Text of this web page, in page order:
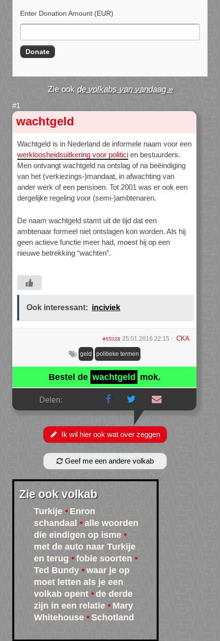
Enter Donation Amount (EUR)
de volkabs van vandaag »
wachtgeld
Wachtgeld is in Nederland de informele naam voor een
werkloosheidsuitkering voor politici en bestuurders.
Men ontvangt wachtgeld na ontslag of na beëindiging
van het (verkiezings-)mandaat, in afwachting van
ander werk of een pensioen. Tot 2001 was er ook een
dergelijke regeling voor (semi-)ambtenaren.
De naam wachtgeld stamt uit de tijd dat een
ambtenaar formeel niet ontslagen kon worden. Als hij
geen actieve functie meer had, moest hij op een
nieuwe betrekking “wachten”.
Ook interessant: inciviek
#55028 25.01.2016 22:15 CKA
geld politieke termen
Bestel de wachtgeld mok.
Delen:
Ik wil hier ook wat over zeggen
Geef me een andere volkab
Zie ook volkab
Turkije
Enron
schandaal
alle woorden
die eindigen op isme
met de auto naar Turkije
en terug
fobie soorten
Ted Bundy
waar je op
moet letten als je een
volkab opent
de derde
zijn in een relatie
Mary
Whitehouse
Schotland